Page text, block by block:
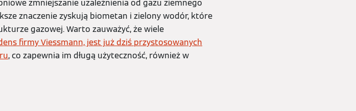
zmniejszanie uzależnienia od gazu ziemnego
znaczenie zyskują biometan i zielony wodór, które
gazowej. Warto zauważyć, że wiele
firmy Viessmann, jest już dziś przystosowanych
, co zapewnia im długą użyteczność, również w